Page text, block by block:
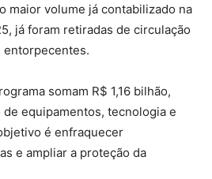
maior volume já contabilizado na
já foram retiradas de circulação
entorpecentes.
somam R$ 1,16 bilhão,
equipamentos, tecnologia e
é enfraquecer
e ampliar a proteção da